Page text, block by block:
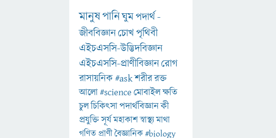
মানুষপানিঘুমপদার্থ-
জীববিজ্ঞানচোখপৃথিবী
এইচএসসি-উদ্ভিদবিজ্ঞান
এইচএসসি-প্রাণীবিজ্ঞানরোগ
রাসায়নিক#askশরীররক্ত
আলো#scienceমোবাইলক্ষতি
চুলচিকিৎসাপদার্থবিজ্ঞানকী
প্রযুক্তিসূর্যমহাকাশস্বাস্থ্যমাথা
গণিত প্রাণীবৈজ্ঞানিক#biology